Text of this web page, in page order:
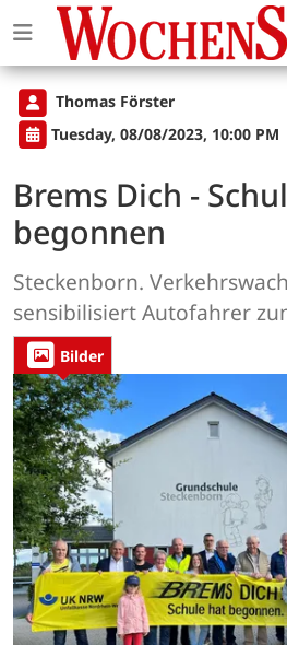
Thomas Förster
Tuesday, 08/08/2023, 10:00 PM
Brems Dich -
begonnen
Steckenborn.
sensibilisiert Autofahrer
Bilder